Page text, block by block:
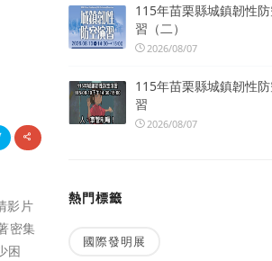
影片
密集
困
115年苗栗縣城鎮韌性
習（二）
2026/08/07
115年苗栗縣城鎮韌性
習
2026/08/07
熱門標籤
國際發明展